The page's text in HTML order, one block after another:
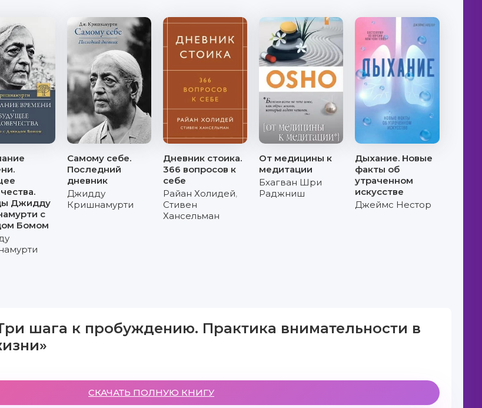
Джидду
с
Бомом
Самому себе.
Последний
дневник
Джидду
Кришнамурти
Дневник стоика.
366 вопросов к
себе
Райан Холидей,
Стивен
Хансельман
От медицины к
медитации
Бхагван Шри
Раджниш
Дыхание. Новые
факты об
утраченном
искусстве
Джеймс Нестор
шага к пробуждению. Практика внимательности в
СКАЧАТЬ ПОЛНУЮ КНИГУ